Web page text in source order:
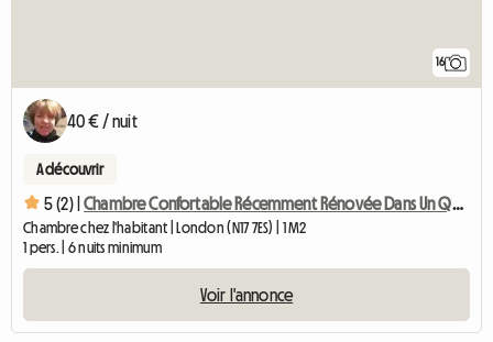
16
40 € / nuit
A découvrir
5 (2) | Chambre Confortable Récemment Rénovée Dans Un Quartier Calme
Chambre chez l'habitant | London (N17 7ES) | 1 M2
1 pers. | 6 nuits minimum
Voir l'annonce